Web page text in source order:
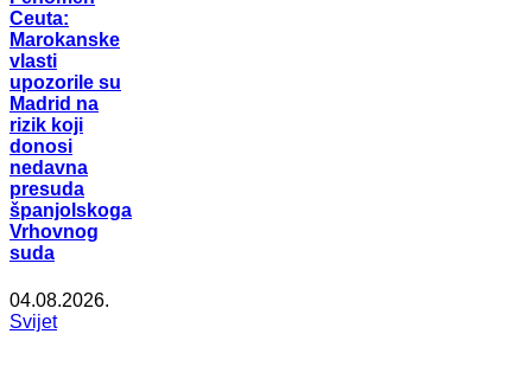
Ceuta:
Marokanske
vlasti
upozorile su
Madrid na
rizik koji
donosi
nedavna
presuda
španjolskoga
Vrhovnog
suda
04.08.2026.
Svijet